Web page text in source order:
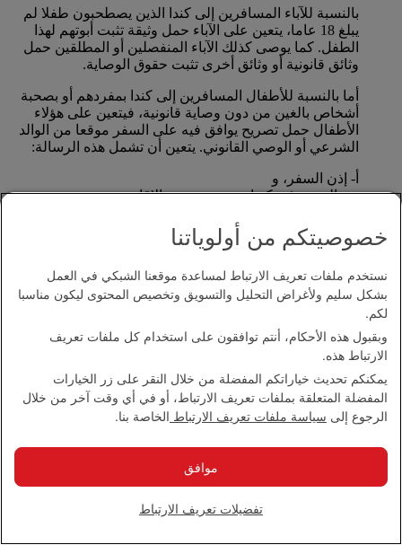
بالنسبة للآباء المسافرين إلى كندا الذين يصطحبون طفلا لم
يبلغ 18 عاما، يتعين على الآباء حمل وثيقة تثبت أبوتهم لهذا
الطفل. كما يوصى كذلك الآباء المنفصلين أو المطلقين حمل
وثائق قانونية أو وثائق أخرى تثبت حقوق الوصاية.
أما بالنسبة للأطفال المسافرين إلى كندا بمفردهم أو بصحبة
أشخاص بالغين من دون وصاية قانونية، فيتعين على هؤلاء
الأطفال حمل تصريح يوافق فيه على السفر موقعا من الوالد
الشرعي أو الوصي القانوني. يتعين أن تشمل هذه الرسالة:
أ- إذن السفر، و
ب- الوجهة في كندا، مع تحديد مدة الإقامة، و
*يسمح بالسفر لطفلين رضيعين مع رفيقين بالغين في حالة
كيف يمكنني إجراء الترتيبات المتعلقة بالسفر لأصحاب
يرجى الاتصال
قصارى جهدنا لتلبية احتياجاتكم.
الرجوع إلى الأعلى
السفر لأصحاب الهمم
السفر لأصحاب الهمم
خصوصيتكم من أولوياتنا
نستخدم ملفات تعريف الارتباط لمساعدة موقعنا الشبكي في العمل
بشكل سليم ولأغراض التحليل والتسويق وتخصيص المحتوى ليكون مناسبا
لكم.
وبقبول هذه الأحكام، أنتم توافقون على استخدام كل ملفات تعريف
الارتباط هذه.
يمكنكم تحديث خياراتكم المفضلة من خلال النقر على زر الخيارات
المفضلة المتعلقة بملفات تعريف الارتباط، أو في أي وقت آخر من خلال
الرجوع إلى سياسة ملفات تعريف الارتباط الخاصة بنا.
تفضيلات تعريف الارتباط
موافق